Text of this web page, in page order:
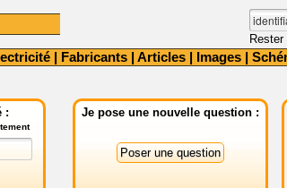
| Fabricants | Articles | Images |
: Je pose une nouvelle question :